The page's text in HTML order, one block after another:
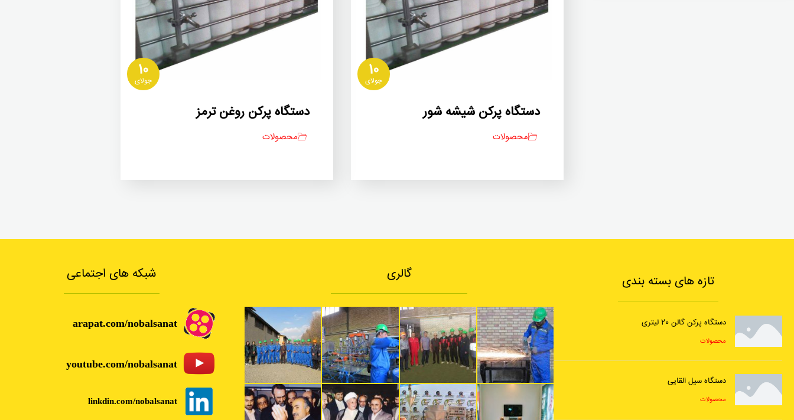
10
جولای
دستگاه پرکن شیشه شور
محصولات
10
جولای
دستگاه پرکن روغن ترمز
محصولات
تازه های بسته بندی
دستگاه پرکن گالن 20 لیتری
محصولات
دستگاه سیل القایی
محصولات
گالری شبکه های اجتماعی
arapat.com/nobalsanat
youtube.com/nobalsanat
linkdin.com/nobalsanat